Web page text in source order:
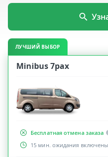
ЛУЧШИЙ ВЫБОР
Minibus 7pax
Бесплатная отмена заказа
15 мин. ожидания включены